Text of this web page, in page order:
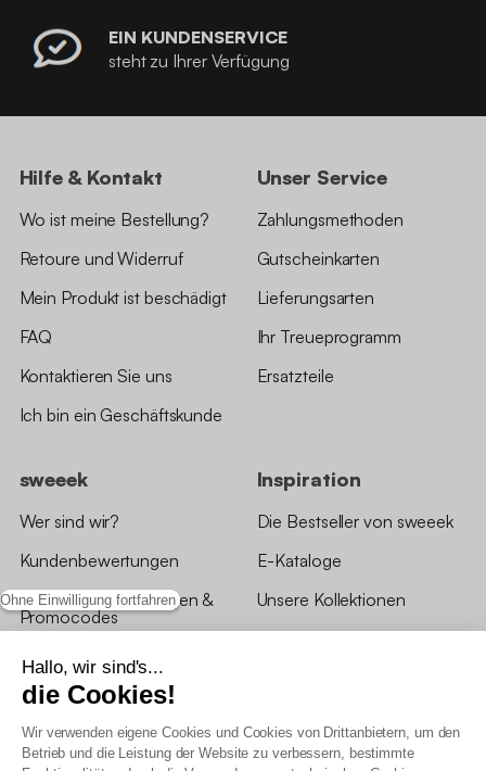
Ohne Einwilligung fortfahren
Hallo, wir sind's...
die Cookies!
Wir verwenden eigene Cookies und Cookies von Drittanbietern, um den
Betrieb und die Leistung der Website zu verbessern, bestimmte
EIN KUNDENSERVICE
steht zu Ihrer Verfügung
Hilfe & Kontakt
Wo ist meine Bestellung?
Retoure und Widerruf
Mein Produkt ist beschädigt
FAQ
Kontaktieren Sie uns
Ich bin ein Geschäftskunde
Unser Service
Zahlungsmethoden
Gutscheinkarten
Lieferungsarten
Ihr Treueprogramm
Ersatzteile
sweeek
Wer sind wir?
Kundenbewertungen
*Angebotsbedingungen &
Promocodes
Bewertungen von sweeek
Unsere Geschäfte
Inspiration
Die Bestseller von sweeek
E-Kataloge
Unsere Kollektionen